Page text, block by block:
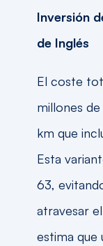
Inversión
de Inglés
El coste
millones
km que
Esta
63,
atravesar
estima que